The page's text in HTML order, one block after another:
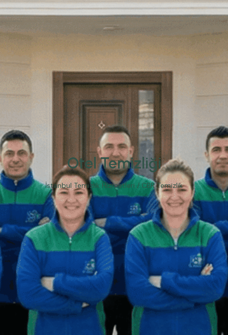
Otel Temizliği
İstanbul Temizlik Hizmetleri / CBR Temizlik